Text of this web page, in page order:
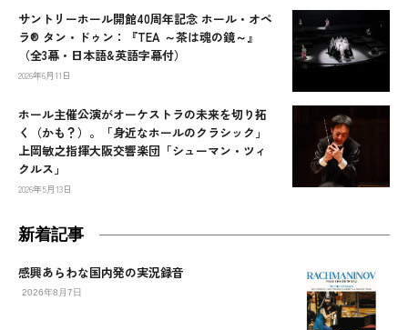
サントリーホール開館40周年記念 ホール・オペ
ラ® タン・ドゥン：『TEA ～茶は魂の鏡～』
（全3幕・日本語&英語字幕付）
2026年6月11日
ホール主催公演がオーケストラの未来を切り拓
く（かも？）。「身近なホールのクラシック」
上岡敏之指揮大阪交響楽団「シューマン・ツィ
クルス」
2026年5月13日
新着記事
感興あらわな国内発の実況録音
2026年8月7日